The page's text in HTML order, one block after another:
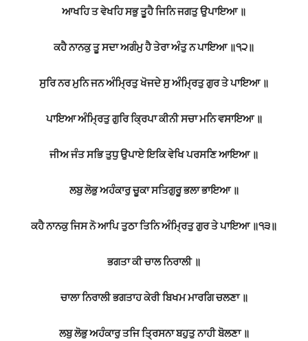
ਆਖਹਿ ਤ ਵੇਖਹਿ ਸਭੁ ਤੂਹੈ ਜਿਨਿ ਜਗਤੁ ਉਪਾਇਆ ॥
ਕਹੈ ਨਾਨਕੁ ਤੂ ਸਦਾ ਅਗੰਮੁ ਹੈ ਤੇਰਾ ਅੰਤੁ ਨ ਪਾਇਆ ॥੧੨॥
ਸੁਰਿ ਨਰ ਮੁਨਿ ਜਨ ਅੰਮ੍ਰਿਤੁ ਖੋਜਦੇ ਸੁ ਅੰਮ੍ਰਿਤੁ ਗੁਰ ਤੇ ਪਾਇਆ ॥
ਪਾਇਆ ਅੰਮ੍ਰਿਤੁ ਗੁਰਿ ਕ੍ਰਿਪਾ ਕੀਨੀ ਸਚਾ ਮਨਿ ਵਸਾਇਆ ॥
ਜੀਅ ਜੰਤ ਸਭਿ ਤੁਧੁ ਉਪਾਏ ਇਕਿ ਵੇਖਿ ਪਰਸਣਿ ਆਇਆ ॥
ਲਬੁ ਲੋਭੁ ਅਹੰਕਾਰੁ ਚੂਕਾ ਸਤਿਗੁਰੂ ਭਲਾ ਭਾਇਆ ॥
ਕਹੈ ਨਾਨਕੁ ਜਿਸ ਨੋ ਆਪਿ ਤੁਠਾ ਤਿਨਿ ਅੰਮ੍ਰਿਤੁ ਗੁਰ ਤੇ ਪਾਇਆ ॥੧੩॥
ਭਗਤਾ ਕੀ ਚਾਲ ਨਿਰਾਲੀ ॥
ਚਾਲਾ ਨਿਰਾਲੀ ਭਗਤਾਹ ਕੇਰੀ ਬਿਖਮ ਮਾਰਗਿ ਚਲਣਾ ॥
ਲਬੁ ਲੋਭੁ ਅਹੰਕਾਰੁ ਤਜਿ ਤ੍ਰਿਸਨਾ ਬਹੁਤੁ ਨਾਹੀ ਬੋਲਣਾ ॥